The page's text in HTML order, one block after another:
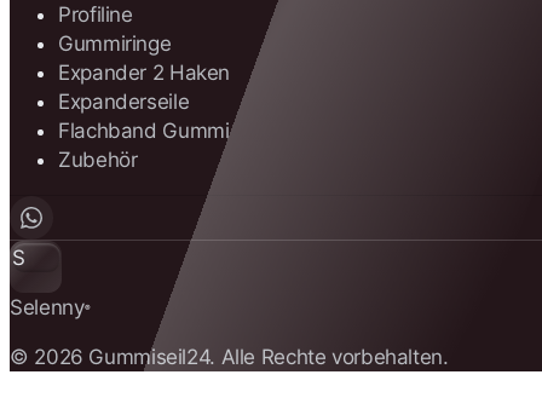
Profiline
Gummiringe
Expander 2 Haken
Expanderseile
Flachband Gummi
Zubehör
S
Selenny®
© 2026 Gummiseil24. Alle Rechte vorbehalten.